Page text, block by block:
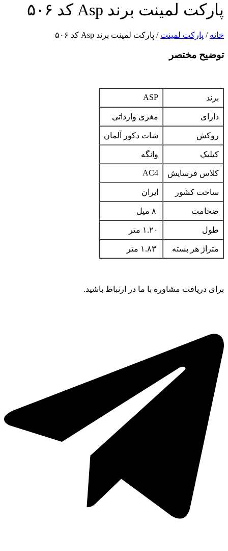
پارکت لمینت برند Asp کد ۵۰۶
خانه / پارکت لمینت / پارکت لمینت برند Asp کد ۵۰۶
توضیح مختصر
برند ASP
دارای مغزی وارداتی
روکش شات دکور آلمان
کیلیک وانگه
کلاس فرسایش AC4
ساخت کشور ایران
ضخامت
طول ۱.۲۰ متر
متراژ هر بسته
برای دریافت مشاوره با ما در ارتباط باشید.